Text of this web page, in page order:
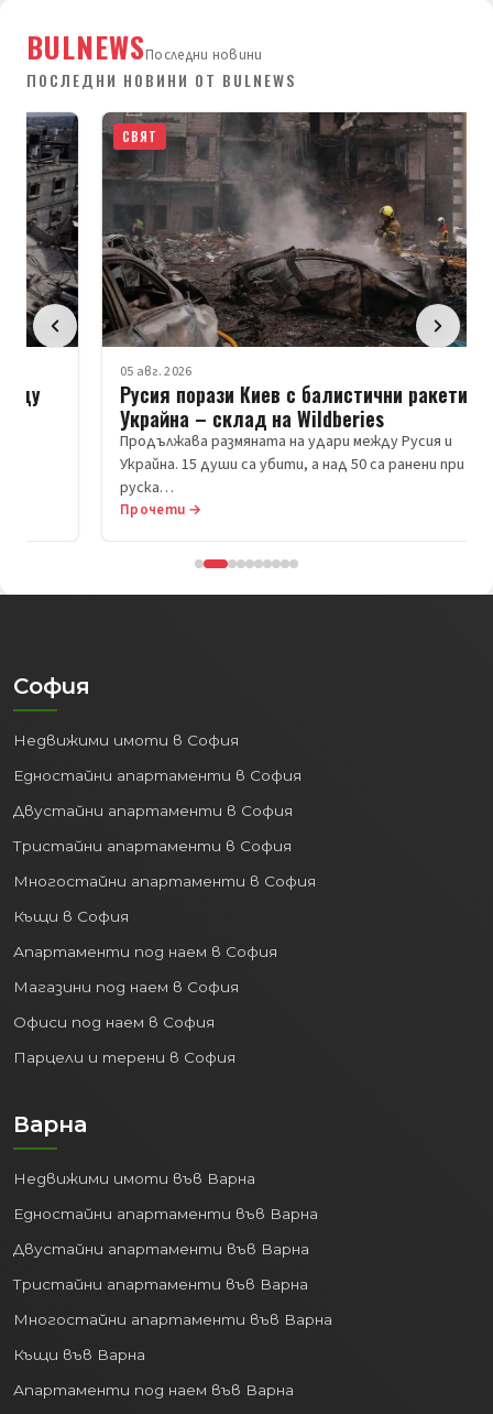
BULNEWSПоследни новини
ПОСЛЕДНИ НОВИНИ ОТ BULNEWS
СВЯТ
05 авг. 2026
Русия порази Киев с балистични ракети;
Украйна – склад на Wildberies
Продължава размяната на удари между Русия и
Украйна. 15 души са убити, а над 50 са ранени при нова
Прочети →
София
Недвижими имоти в София
Едностайни апартаменти в София
Двустайни апартаменти в София
Тристайни апартаменти в София
Многостайни апартаменти в София
Къщи в София
Апартаменти под наем в София
Магазини под наем в София
Офиси под наем в София
Парцели и терени в София
Варна
Недвижими имоти във Варна
Едностайни апартаменти във Варна
Двустайни апартаменти във Варна
Тристайни апартаменти във Варна
Многостайни апартаменти във Варна
Къщи във Варна
Апартаменти под наем във Варна